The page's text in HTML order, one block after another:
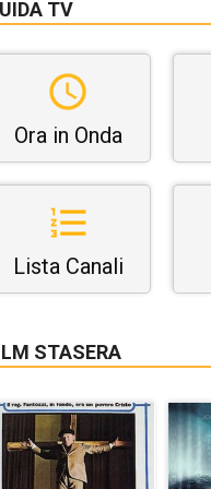
TV
Ora in Onda
Lista Canali
STASERA